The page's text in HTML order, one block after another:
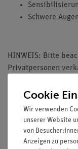
Schwere
HINWEIS: Bitte
Privatpersonen
Verwender und
Lehranstalten ab.
Cookie
Wir verwenden
unserer Website
von
Anzeigen zu